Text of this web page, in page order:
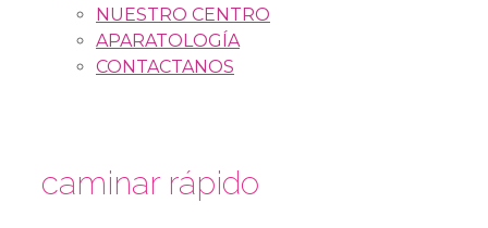
NUESTRO CENTRO
APARATOLOGÍA
CONTACTANOS
caminar rápido